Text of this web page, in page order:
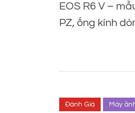
EOS R6 V –
PZ, ống kính
Đánh Giá Máy